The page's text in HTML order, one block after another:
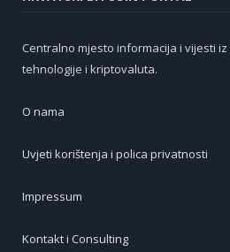
Centralno mjesto informacija i vijesti
tehnologije i kriptovaluta.
O nama
Uvjeti korištenja i polica privatnosti
Impressum
Kontakt i Consulting